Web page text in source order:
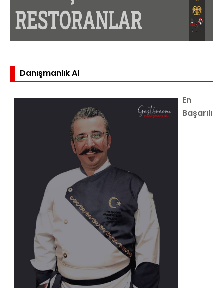
Danışmanlık Al
En
Başarılı